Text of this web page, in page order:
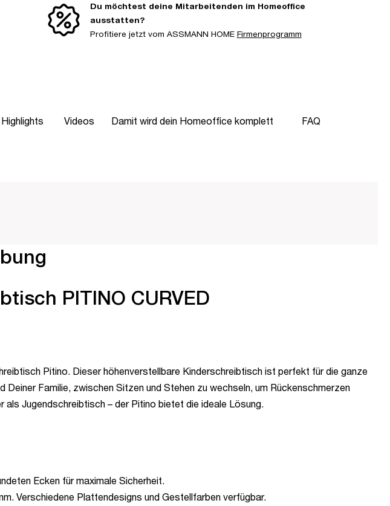
Du möchtest deine Mitarbeitenden im Homeoffice
ausstatten?
Profitiere jetzt vom ASSMANN HOME Firmenprogramm
Highlights Videos Damit wird dein Homeoffice komplett FAQ
PITINO CURVED
Pitino. Dieser höhenverstellbare Kinderschreibtisch ist perfekt für die ganze
Familie, zwischen Sitzen und Stehen zu wechseln, um Rückenschmerzen
Jugendschreibtisch – der Pitino bietet die ideale Lösung.
Ecken für maximale Sicherheit.
Verschiedene Plattendesigns und Gestellfarben verfügbar.